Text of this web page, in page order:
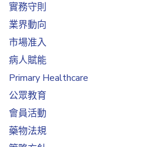
實務守則
業界動向
市場准入
病人賦能
Primary Healthcare
公眾教育
會員活動
藥物法規